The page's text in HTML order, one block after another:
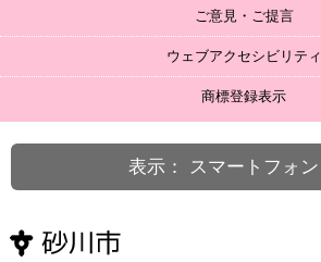
ご意見・ご提言
ウェブアクセシビリティ
商標登録表示
表示： スマートフォン